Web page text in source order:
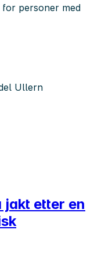
personer med
Ullern
jakt etter en